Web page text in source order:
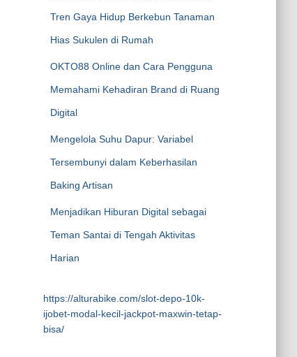
Tren Gaya Hidup Berkebun Tanaman
Hias Sukulen di Rumah
OKTO88 Online dan Cara Pengguna
Memahami Kehadiran Brand di Ruang
Digital
Mengelola Suhu Dapur: Variabel
Tersembunyi dalam Keberhasilan
Baking Artisan
Menjadikan Hiburan Digital sebagai
Teman Santai di Tengah Aktivitas
Harian
https://alturabike.com/slot-depo-10k-
ijobet-modal-kecil-jackpot-maxwin-tetap-
bisa/